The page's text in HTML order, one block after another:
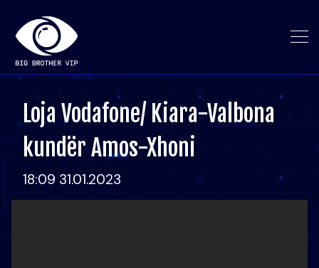
Loja Vodafone/ Kiara-Valbona
kundër Amos-Xhoni
18:09 31.01.2023